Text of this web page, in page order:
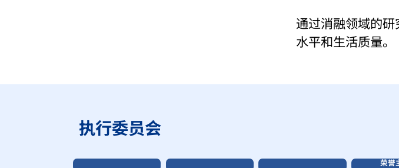
通过消融领域的
水平和生活质量。
执行委员会
肖越勇
荣誉